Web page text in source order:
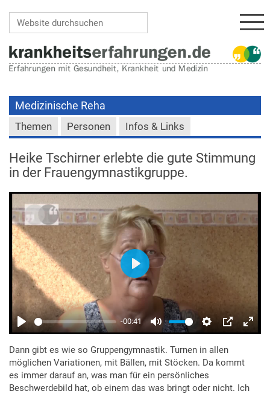
Medizinische Reha
Themen Personen Infos & Links
Heike Tschirner erlebte die gute Stimmung
in der Frauengymnastikgruppe.
Dann gibt es wie so Gruppengymnastik. Turnen in allen
möglichen Variationen, mit Bällen, mit Stöcken. Da kommt
es immer darauf an, was man für ein persönliches
Beschwerdebild hat, ob einem das was bringt oder nicht. Ich